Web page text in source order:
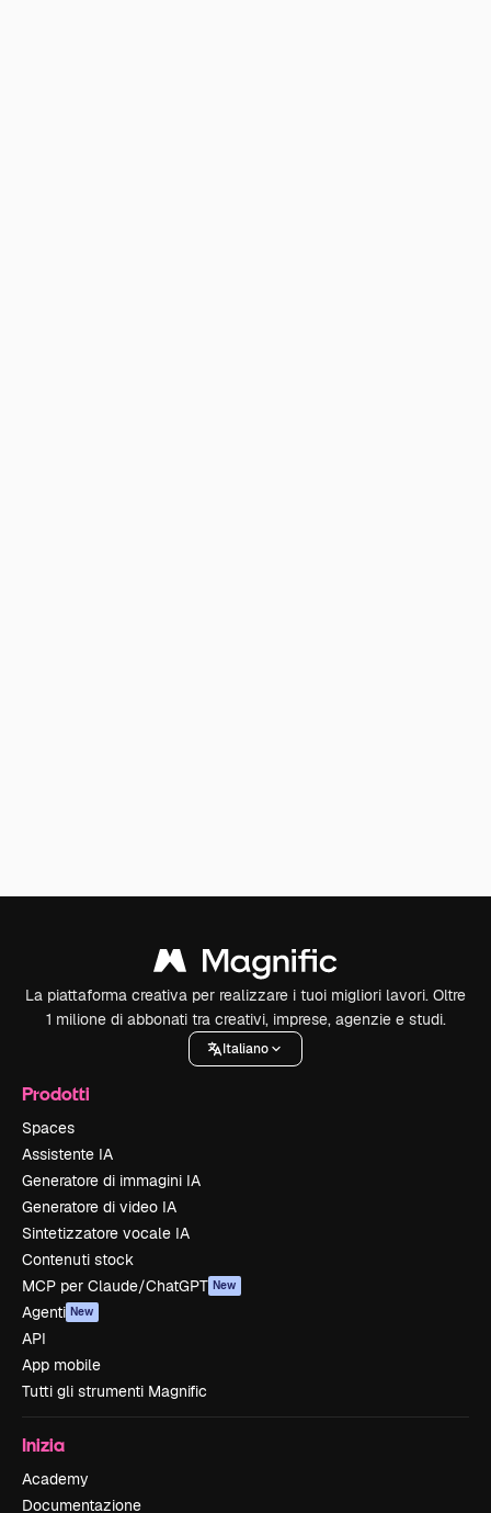
La piattaforma creativa per realizzare i tuoi migliori lavori. Oltre
1 milione di abbonati tra creativi, imprese, agenzie e studi.
Italiano
Prodotti
Spaces
Assistente IA
Generatore di immagini IA
Generatore di video IA
Sintetizzatore vocale IA
Contenuti stock
MCP per Claude/ChatGPT New
Agenti New
API
App mobile
Tutti gli strumenti Magnific
Inizia
Academy
Documentazione